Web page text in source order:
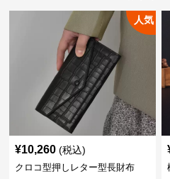
人気
¥10,260 (税込)
クロコ型押しレター型長財布